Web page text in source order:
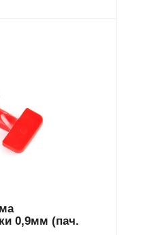
0,9мм (пач.